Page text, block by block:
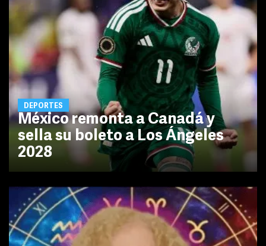
DEPORTES
México remonta a Canadá y
sella su boleto a Los Ángeles
2028